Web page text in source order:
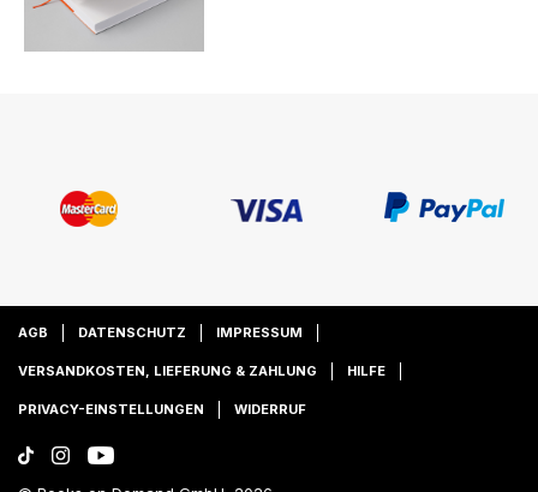
AGB DATENSCHUTZ IMPRESSUM
VERSANDKOSTEN, LIEFERUNG & ZAHLUNG HILFE
PRIVACY-EINSTELLUNGEN WIDERRUF